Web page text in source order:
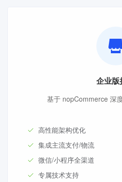
企业版
基于 nopCommerce 深
高性能架构优化
集成主流支付/物流
微信/小程序全渠道
专属技术支持